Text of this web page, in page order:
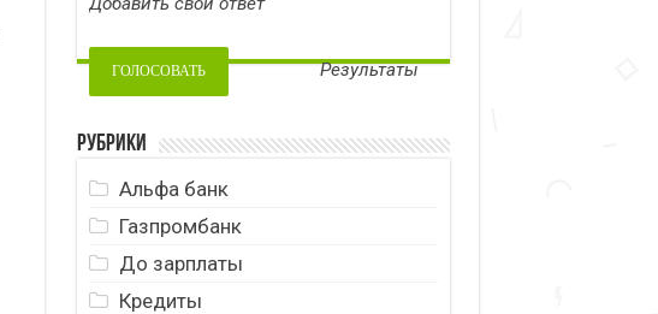
Результаты
Рубрики
Альфа банк
Газпромбанк
До зарплаты
Кредиты